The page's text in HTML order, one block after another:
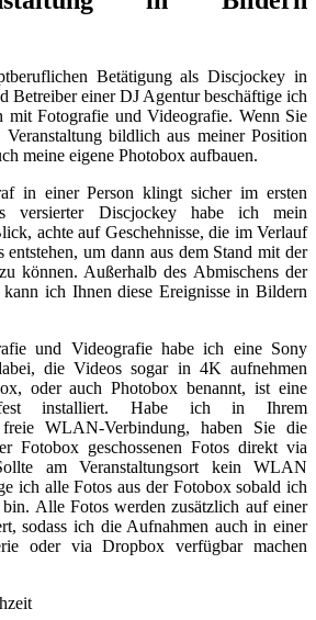
Betätigung als Discjockey in
Betreiber einer DJ Agentur beschäftige ich
mit Fotografie und Videografie. Wenn Sie
bildlich aus meiner Position
meine eigene Photobox aufbauen.
in einer Person klingt sicher im ersten
versierter Discjockey habe ich mein
achte auf Geschehnisse, die im Verlauf
entstehen, um dann aus dem Stand mit der
können. Außerhalb des Abmischens der
ich Ihnen diese Ereignisse in Bildern
und Videografie habe ich eine Sony
die Videos sogar in 4K aufnehmen
oder auch Photobox benannt, ist eine
fest installiert. Habe ich in Ihrem
freie WLAN-Verbindung, haben Sie die
Fotobox geschossenen Fotos direkt via
am Veranstaltungsort kein WLAN
ich alle Fotos aus der Fotobox sobald ich
Alle Fotos werden zusätzlich auf einer
sodass ich die Aufnahmen auch in einer
oder via Dropbox verfügbar machen